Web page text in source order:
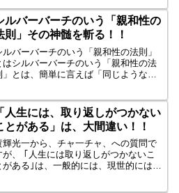
全宇宙の創造神〕。本来、神は一つの
ず。なぜか、神のし...
ルバーバーチのいう「親和性の
則」その神髄を斬る！！
ルバーバーチのいう「親和性の法則」
はシルバーバーチのいう「親和性の法
」とは、簡単に言えば「同じような
。地上でも、明るい人には明るい人が
まり、思いやりのある人には...
「人生には、取り返しがつかない
とがある」は、大間違い！！
輝光一から、チャ一チャ、への質問で
が、 ｢人生には取り返しがつかないこ
がある｣は、一般的には、現世的には、